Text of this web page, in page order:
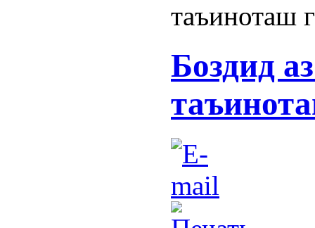
таъиноташ
Боздид